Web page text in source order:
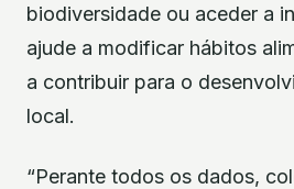
biodiversidade ou aceder a
ajude a modificar hábitos
a contribuir para o
local.
“Perante todos os dados,